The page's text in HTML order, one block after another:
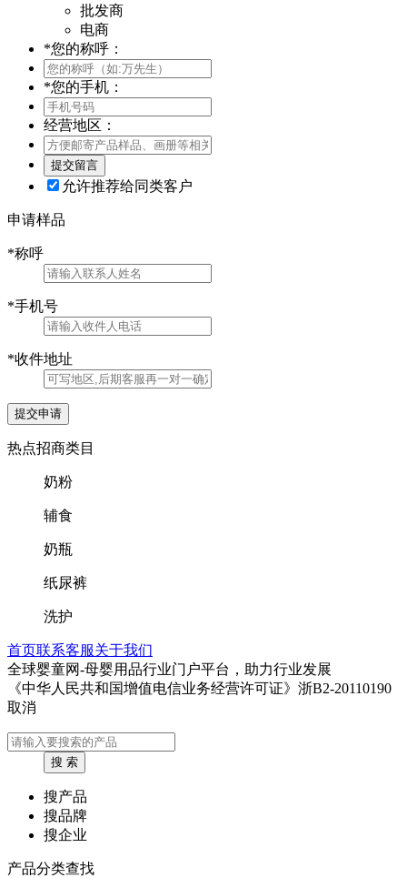
批发商
电商
*您的称呼：
*您的手机：
经营地区：
允许推荐给同类客户
申请样品
*称呼
*手机号
*收件地址
提交申请
热点招商类目
奶粉
辅食
奶瓶
纸尿裤
洗护
首页联系客服关于我们
全球婴童网-母婴用品行业门户平台，助力行业发展
《中华人民共和国增值电信业务经营许可证》浙B2-20110190
取消
搜产品
搜品牌
搜企业
产品分类查找